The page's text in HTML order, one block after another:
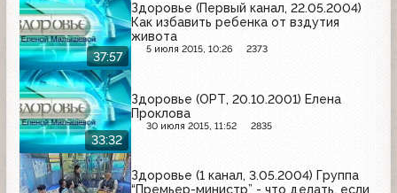
37:57
Здоровье (Первый канал, 22.05.2004)
Как избавить ребенка от вздутия
живота
5 июля 2015, 10:26 2373
33:32
Здоровье (ОРТ, 20.10.2001) Елена
Проклова
30 июля 2015, 11:52 2835
Здоровье (1 канал, 3.05.2004) Группа
“Премьер-министр” - что делать, если